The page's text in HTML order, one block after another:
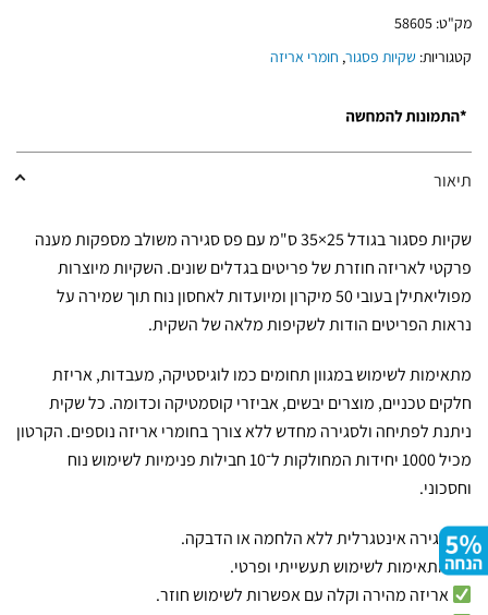
מק"ט: 58605
קטגוריות: שקיות פסגור, חומרי אריזה
תיאור
שקיות פסגור בגודל 25×35 ס"מ עם פס סגירה משולב מספקות מענה
פרקטי לאריזה חוזרת של פריטים בגדלים שונים. השקיות מיוצרות
מפוליאתילן בעובי 50 מיקרון ומיועדות לאחסון נוח תוך שמירה על
נראות הפריטים הודות לשקיפות מלאה של השקית.
מתאימות לשימוש במגוון תחומים כמו לוגיסטיקה, מעבדות, אריזת
חלקים טכניים, מוצרים יבשים, אביזרי קוסמטיקה וכדומה. כל שקית
ניתנת לפתיחה ולסגירה מחדש ללא צורך בחומרי אריזה נוספים. הקרטון
מכיל 1000 יחידות המחולקות ל־10 חבילות פנימיות לשימוש נוח
וחסכוני.
סגירה אינטגרלית ללא הלחמה או הדבקה.
מתאימות לשימוש תעשייתי ופרטי.
אריזה מהירה וקלה עם אפשרות לשימוש חוזר.